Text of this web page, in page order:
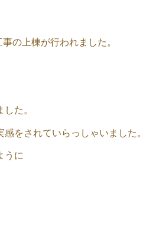
の上棟が行われました。
た。
をされていらっしゃいました。
うに